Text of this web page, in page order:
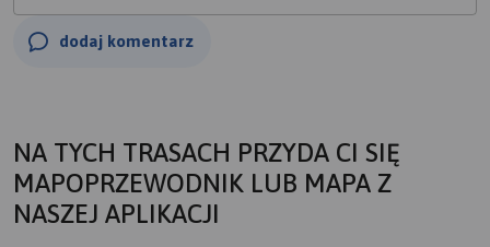
dodaj komentarz
NA TYCH TRASACH PRZYDA CI SIĘ
MAPOPRZEWODNIK LUB MAPA Z
NASZEJ APLIKACJI